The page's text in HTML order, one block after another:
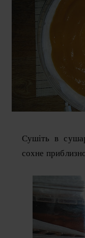
Сушіть в
сохне